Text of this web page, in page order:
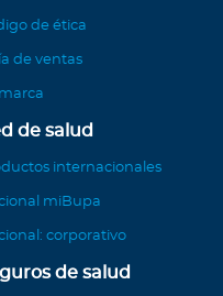
de ética
de ventas
de salud
internacionales
miBupa
corporativo
de salud